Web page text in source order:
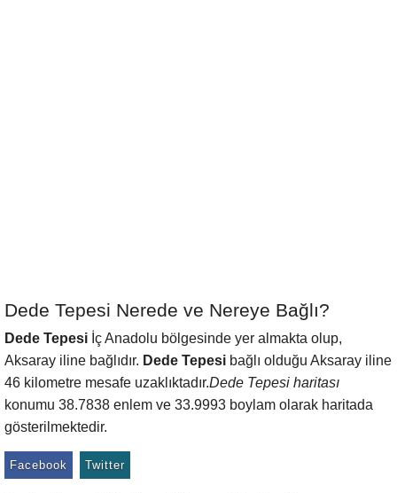
Dede Tepesi Nerede ve Nereye Bağlı?
Dede Tepesi İç Anadolu bölgesinde yer almakta olup,
Aksaray iline bağlıdır. Dede Tepesi bağlı olduğu Aksaray iline
46 kilometre mesafe uzaklıktadır.Dede Tepesi haritası
konumu 38.7838 enlem ve 33.9993 boylam olarak haritada
gösterilmektedir.
Facebook Twitter